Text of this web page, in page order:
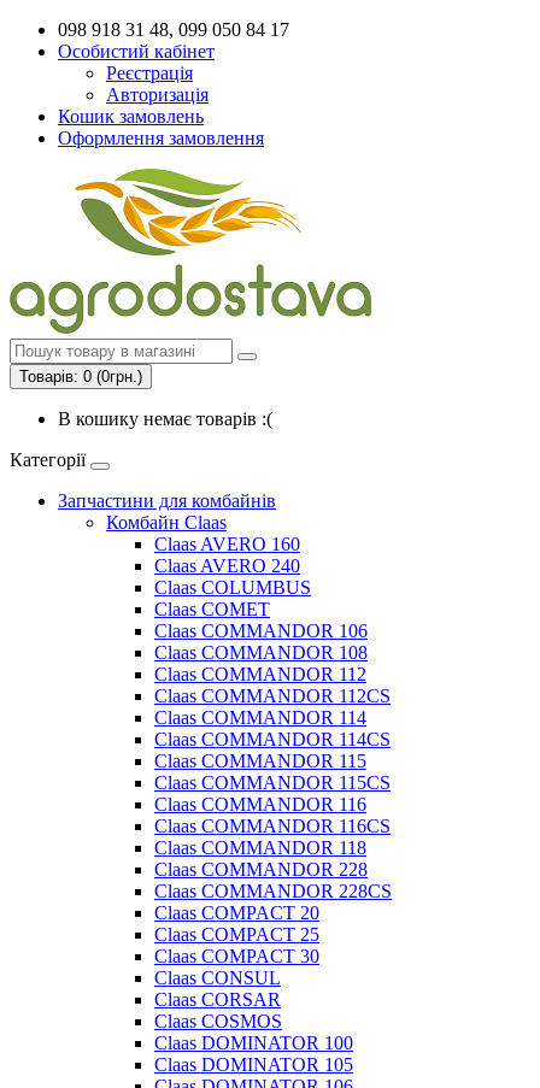
098 918 31 48, 099 050 84 17
Особистий кабінет
Реєстрація
Авторизація
Кошик замовлень
Оформлення замовлення
Товарів: 0 (0грн.)
В кошику немає товарів :(
Категорії
Запчастини для комбайнів
Комбайн Claas
Claas AVERO 160
Claas AVERO 240
Claas COLUMBUS
Claas COMET
Claas COMMANDOR 106
Claas COMMANDOR 108
Claas COMMANDOR 112
Claas COMMANDOR 112CS
Claas COMMANDOR 114
Claas COMMANDOR 114CS
Claas COMMANDOR 115
Claas COMMANDOR 115CS
Claas COMMANDOR 116
Claas COMMANDOR 116CS
Claas COMMANDOR 118
Claas COMMANDOR 228
Claas COMMANDOR 228CS
Claas COMPACT 20
Claas COMPACT 25
Claas COMPACT 30
Claas CONSUL
Claas CORSAR
Claas COSMOS
Claas DOMINATOR 100
Claas DOMINATOR 105